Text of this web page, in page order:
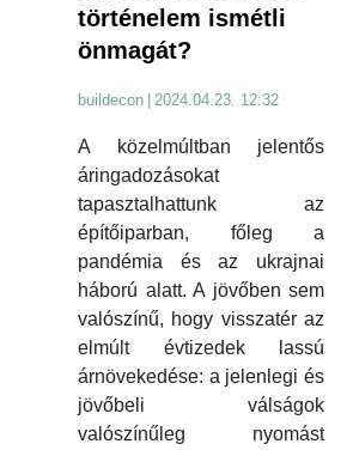
történelem ismétli
önmagát?
buildecon | 2024.04.23. 12:32
A közelmúltban jelentős
áringadozásokat
tapasztalhattunk az
építőiparban, főleg a
pandémia és az ukrajnai
háború alatt. A jövőben sem
valószínű, hogy visszatér az
elmúlt évtizedek lassú
árnövekedése: a jelenlegi és
jövőbeli válságok
valószínűleg nyomást